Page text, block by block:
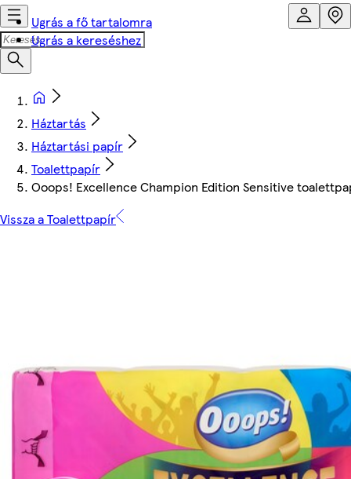
Ugrás a fő tartalomra
Ugrás a kereséshez
Háztartás
Háztartási papír
Toalettpapír
Ooops! Excellence Champion Edition Sensitive
Vissza a Toalettpapír